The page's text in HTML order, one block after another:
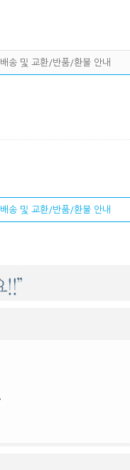
배송 및 교환/반품/환불 안내
배송 및 교환/반품/환불 안내